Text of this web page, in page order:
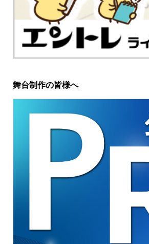
舞台制作の皆様へ